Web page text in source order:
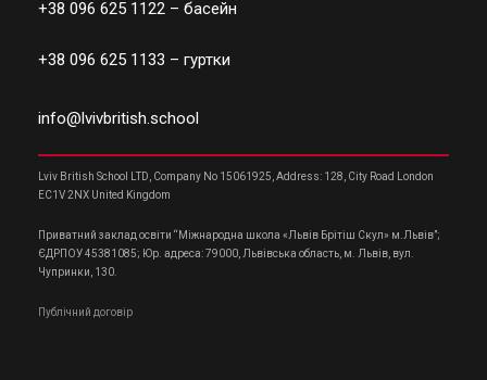
+38 096 625 1122 – басейн
+38 096 625 1133 – гуртки
info@lvivbritish.school
Lviv British School LTD, Company No 15061925, Address: 128, City Road London
EC1V 2NX United Kingdom
Приватний заклад освіти “Міжнародна школа «Львів Брітіш Скул» м.Львів”;
ЄДРПОУ 45381085; Юр. адреса: 79000, Львівська область, м. Львів, вул.
Чупринки, 130.
Публічний договір